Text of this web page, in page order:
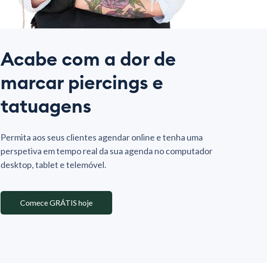
Acabe com a dor de
marcar piercings e
tatuagens
Permita aos seus clientes agendar online e tenha uma
perspetiva em tempo real da sua agenda no computador
desktop, tablet e telemóvel.
Comece GRÁTIS hoje